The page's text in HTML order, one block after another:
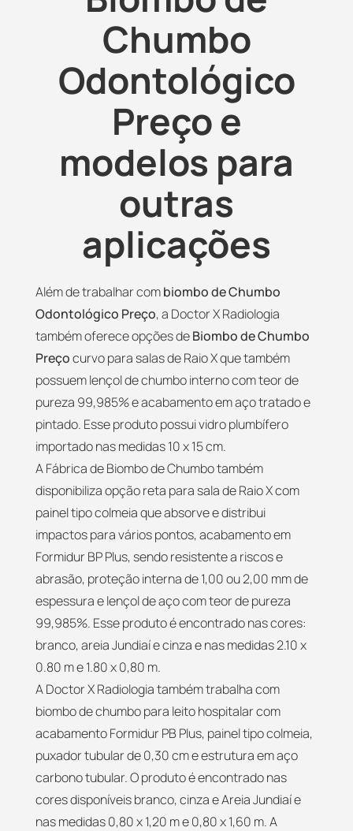
Chumbo
Odontológico
Preço e
modelos para
outras
aplicações
Além de trabalhar combiombo de Chumbo
Odontológico Preço, a Doctor X Radiologia
também oferece opções deBiombo de Chumbo
Preçocurvo para salas de Raio X que também
possuem lençol de chumbo interno com teor de
pureza 99,985% e acabamento em aço tratado e
pintado. Esse produto possui vidro plumbífero
importado nas medidas 10 x 15 cm.
A Fábrica de Biombo de Chumbo também
disponibiliza opção reta para sala de Raio X com
painel tipo colmeia que absorve e distribui
impactos para vários pontos, acabamento em
Formidur BP Plus, sendo resistente a riscos e
abrasão, proteção interna de 1,00 ou 2,00 mm de
espessura e lençol de aço com teor de pureza
99,985%. Esse produto é encontrado nas cores:
branco, areia Jundiaí e cinza e nas medidas 2.10 x
0.80 m e 1.80 x 0,80 m.
A Doctor X Radiologia também trabalha com
biombo de chumbo para leito hospitalar com
acabamento Formidur PB Plus, painel tipo colmeia,
puxador tubular de 0,30 cm e estrutura em aço
carbono tubular. O produto é encontrado nas
cores disponíveis branco, cinza e Areia Jundiaí e
nas medidas 0,80 x 1,20 m e 0,80 x 1,60 m. A